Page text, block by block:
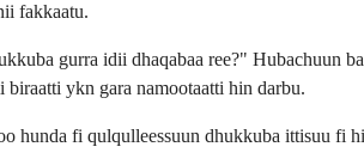
fakkaatu.
gurra idii dhaqabaa ree?" Hubachuun
ykn gara namootaatti hin darbu.
fi qulqulleessuun dhukkuba ittisuu fi